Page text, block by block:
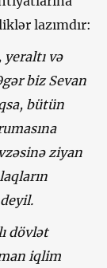
lazımdır:
yeraltı və
biz Sevan
bütün
ziyan
dövlət
iqlim